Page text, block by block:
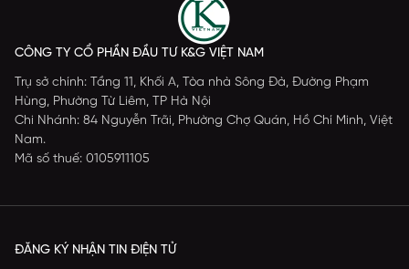
CÔNG TY CỔ PHẦN ĐẦU TƯ K&G VIỆT NAM
Trụ sở chính: Tầng 11, Khối A, Tòa nhà Sông Đà, Đường Phạm
Hùng, Phường Từ Liêm, TP Hà Nội
Chi Nhánh: 84 Nguyễn Trãi, Phường Chợ Quán, Hồ Chí Minh, Việt
Nam.
Mã số thuế: 0105911105
ĐĂNG KÝ NHẬN TIN ĐIỆN TỬ